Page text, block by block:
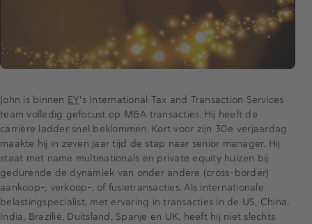
John is binnen EY's International Tax and Transaction Services
team volledig gefocust op M&A transacties. Hij heeft de
carrière ladder snel beklommen. Kort voor zijn 30e verjaardag
maakte hij in zeven jaar tijd de stap naar senior manager. Hij
staat met name multinationals en private equity huizen bij
gedurende de dynamiek van onder andere (cross-border)
aankoop-, verkoop-, of fusietransacties. Als internationale
belastingspecialist, met ervaring in transacties in de US, China,
India, Brazilië, Duitsland, Spanje en UK, heeft hij niet slechts